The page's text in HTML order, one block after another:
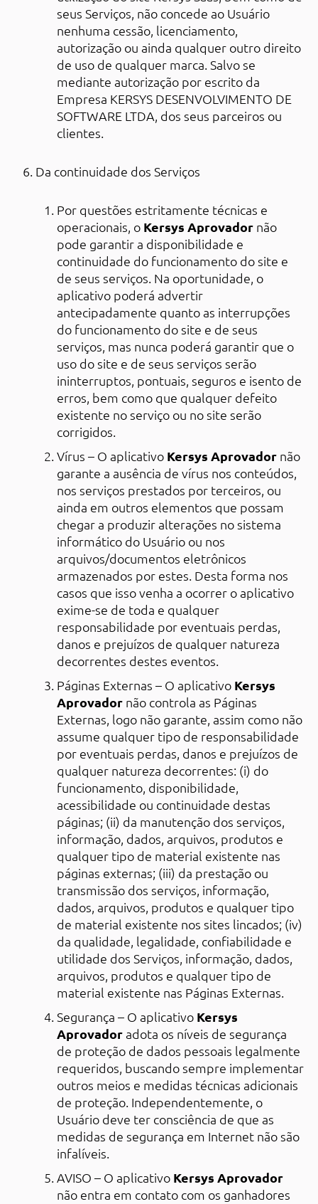
seus Serviços, não concede ao Usuário
nenhuma cessão, licenciamento,
autorização ou ainda qualquer outro direito
de uso de qualquer marca. Salvo se
mediante autorização por escrito da
Empresa KERSYS DESENVOLVIMENTO DE
SOFTWARE LTDA, dos seus parceiros ou
clientes.
Da continuidade dos Serviços
Por questões estritamente técnicas e
operacionais, o Kersys Aprovador não
pode garantir a disponibilidade e
continuidade do funcionamento do site e
de seus serviços. Na oportunidade, o
aplicativo poderá advertir
antecipadamente quanto as interrupções
do funcionamento do site e de seus
serviços, mas nunca poderá garantir que o
uso do site e de seus serviços serão
ininterruptos, pontuais, seguros e isento de
erros, bem como que qualquer defeito
existente no serviço ou no site serão
corrigidos.
Vírus – O aplicativo Kersys Aprovador não
garante a ausência de vírus nos conteúdos,
nos serviços prestados por terceiros, ou
ainda em outros elementos que possam
chegar a produzir alterações no sistema
informático do Usuário ou nos
arquivos/documentos eletrônicos
armazenados por estes. Desta forma nos
casos que isso venha a ocorrer o aplicativo
exime-se de toda e qualquer
responsabilidade por eventuais perdas,
danos e prejuízos de qualquer natureza
decorrentes destes eventos.
Páginas Externas – O aplicativo Kersys
Aprovador não controla as Páginas
Externas, logo não garante, assim como não
assume qualquer tipo de responsabilidade
por eventuais perdas, danos e prejuízos de
qualquer natureza decorrentes: (i) do
funcionamento, disponibilidade,
acessibilidade ou continuidade destas
páginas; (ii) da manutenção dos serviços,
informação, dados, arquivos, produtos e
qualquer tipo de material existente nas
páginas externas; (iii) da prestação ou
transmissão dos serviços, informação,
dados, arquivos, produtos e qualquer tipo
de material existente nos sites lincados; (iv)
da qualidade, legalidade, confiabilidade e
utilidade dos Serviços, informação, dados,
arquivos, produtos e qualquer tipo de
material existente nas Páginas Externas.
Segurança – O aplicativo Kersys
Aprovadoradota os níveis de segurança
de proteção de dados pessoais legalmente
requeridos, buscando sempre implementar
outros meios e medidas técnicas adicionais
de proteção. Independentemente, o
Usuário deve ter consciência de que as
medidas de segurança em Internet não são
infalíveis.
AVISO – O aplicativo Kersys Aprovador
não entra em contato com os ganhadores